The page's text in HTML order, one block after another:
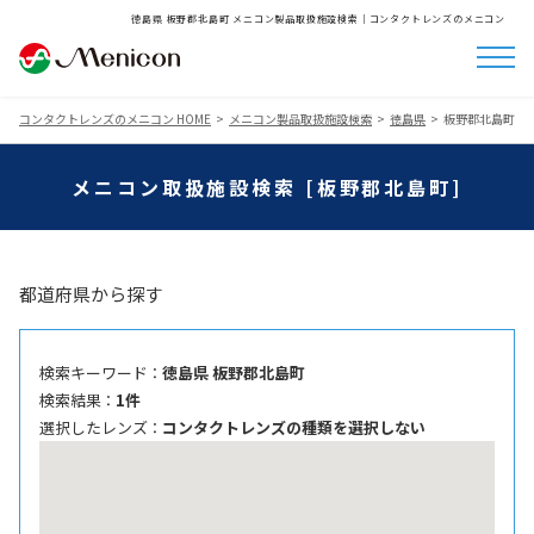
徳島県 板野郡北島町 メニコン製品取扱施設検索│コンタクトレンズのメニコン
コンタクトレンズのメニコン HOME メニコン製品取扱施設検索 徳島県 板野郡北島町
メニコン取扱施設検索 [板野郡北島町]
都道府県から探す
検索キーワード ： 徳島県 板野郡北島町
検索結果 ： 1件
選択したレンズ ： コンタクトレンズの種類を選択しない